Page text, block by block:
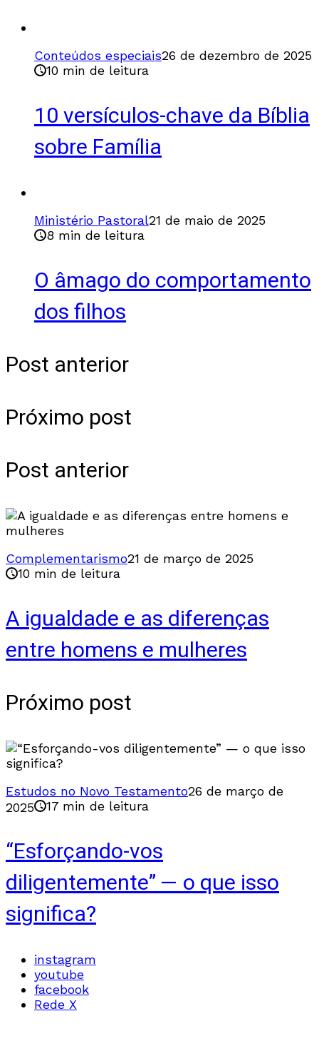
Conteúdos especiais26 de dezembro de 2025
10 min de leitura
10 versículos-chave da Bíblia
sobre Família
Ministério Pastoral21 de maio de 2025
8 min de leitura
O âmago do comportamento
dos filhos
Post anterior
Próximo post
Post anterior
Complementarismo21 de março de 2025
10 min de leitura
A igualdade e as diferenças
entre homens e mulheres
Próximo post
Estudos no Novo Testamento26 de março de
2025
17 min de leitura
“Esforçando-vos
diligentemente” — o que isso
significa?
instagram
youtube
facebook
Rede X